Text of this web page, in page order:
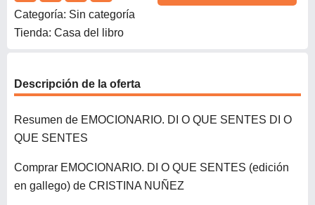
Categoría: Sin categoría
Tienda: Casa del libro
Descripción de la oferta
Resumen de EMOCIONARIO. DI O QUE SENTES DI O
QUE SENTES
Comprar EMOCIONARIO. DI O QUE SENTES (edición
en gallego) de CRISTINA NUÑEZ